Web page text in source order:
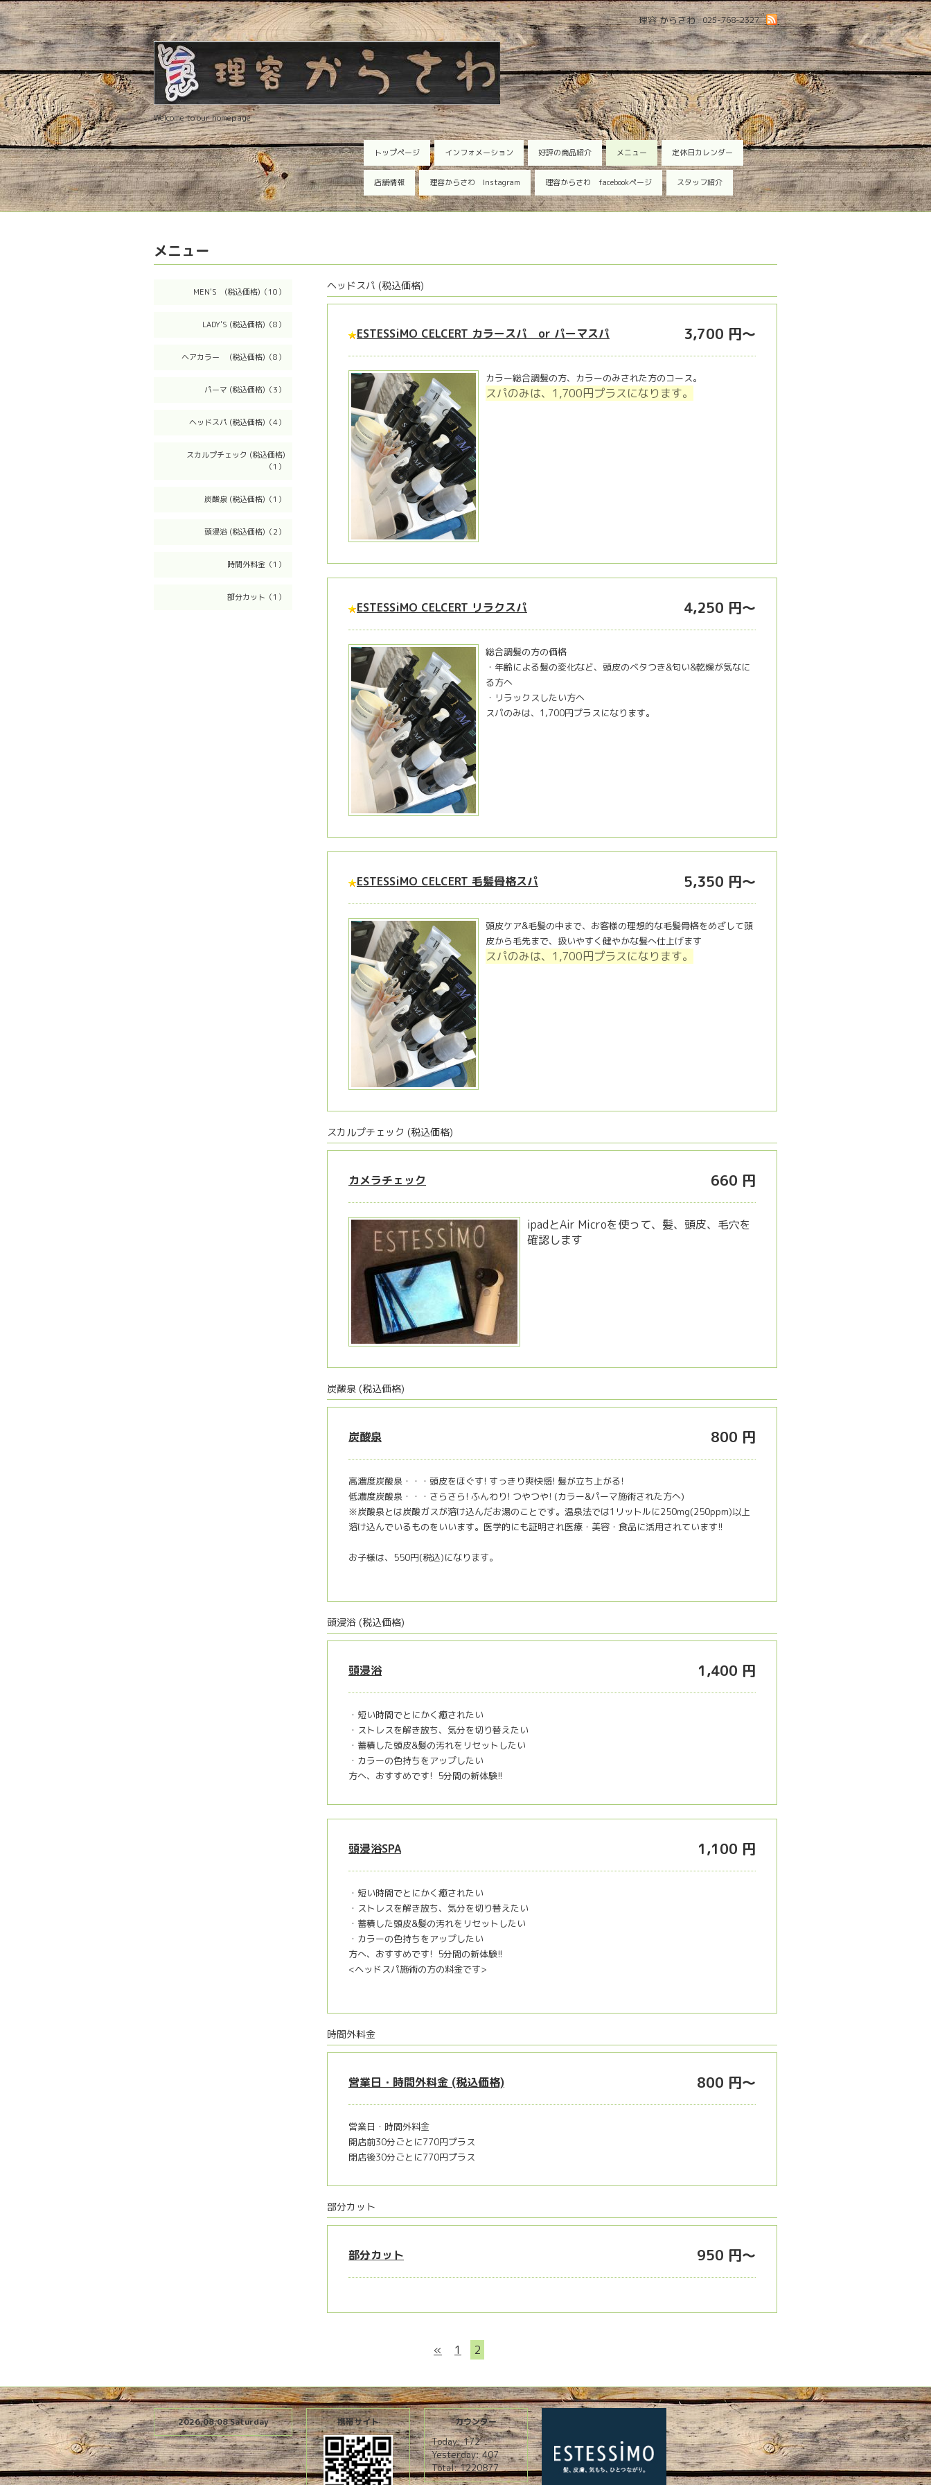
025-768-2327
理容 からさわ
Welcome to our homepage
トップページ インフォメーション 好評の商品紹介 メニュー 定休日カレンダー
店舗情報 理容からさわ Instagram 理容からさわ facebookページ スタッフ紹介
MEN'S (税込価格)（10）
LADY'S (税込価格)（8）
ヘアカラー (税込価格)（8）
パーマ (税込価格)（3）
ヘッドスパ (税込価格)（4）
スカルプチェック (税込価格)
（1）
炭酸泉 (税込価格)（1）
頭浸浴 (税込価格)（2）
時間外料金（1）
部分カット（1）
メニュー
ヘッドスパ (税込価格)
3,700 円～
ESTESSiMO CELCERT カラースパ or パーマスパ
カラー総合調髪の方、カラーのみされた方のコース。
スパのみは、1,700円プラスになります。
4,250 円～
ESTESSiMO CELCERT リラクスパ
総合調髪の方の価格
・年齢による髪の変化など、頭皮のベタつき&匂い&乾燥が気なに
る方へ
・リラックスしたい方へ
スパのみは、1,700円プラスになります。
5,350 円～
ESTESSiMO CELCERT 毛髪骨格スパ
頭皮ケア&毛髪の中まで、お客様の理想的な毛髪骨格をめざして頭
皮から毛先まで、扱いやすく健やかな髪へ仕上げます
スパのみは、1,700円プラスになります。
スカルプチェック (税込価格)
660 円
カメラチェック
ipadとAir Microを使って、髪、頭皮、毛穴を
確認します
炭酸泉 (税込価格)
800 円
炭酸泉
高濃度炭酸泉・・・頭皮をほぐす! すっきり爽快感! 髪が立ち上がる!
低濃度炭酸泉・・・さらさら! ふんわり! つやつや! (カラー&パーマ施術された方へ)
※炭酸泉とは炭酸ガスが溶け込んだお湯のことです。温泉法では1リットルに250mg(250ppm)以上
溶け込んでいるものをいいます。医学的にも証明され医療・美容・食品に活用されています!!
お子様は、550円(税込)になります。
頭浸浴 (税込価格)
1,400 円
頭浸浴
・短い時間でとにかく癒されたい
・ストレスを解き放ち、気分を切り替えたい
・蓄積した頭皮&髪の汚れをリセットしたい
・カラーの色持ちをアップしたい
方へ、おすすめです! 5分間の新体験!!
1,100 円
頭浸浴SPA
・短い時間でとにかく癒されたい
・ストレスを解き放ち、気分を切り替えたい
・蓄積した頭皮&髪の汚れをリセットしたい
・カラーの色持ちをアップしたい
方へ、おすすめです! 5分間の新体験!!
<ヘッドスパ施術の方の料金です>
時間外料金
800 円～
営業日・時間外料金 (税込価格)
営業日・時間外料金
開店前30分ごとに770円プラス
閉店後30分ごとに770円プラス
部分カット
950 円～
部分カット
« 1 2
2026.08.08 Saturday 携帯サイト カウンター
Today:172
Yesterday:407
Total:1220877